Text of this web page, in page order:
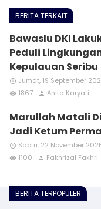
BERITA TERKAIT
Bawaslu DKI
Peduli
Kepulauan Seribu
access_time Jumat, 19 September
remove_red_eye 1867 person Anita Karyati
Marullah Matali
Jadi Ketum
access_time Sabtu, 22 November
remove_red_eye 1100 person Fakhrizal Fakhri
BERITA TERPOPULER